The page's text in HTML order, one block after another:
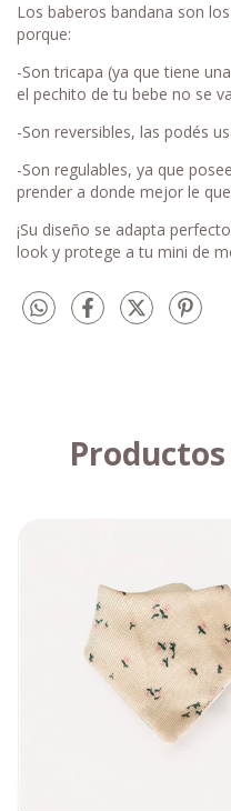
Los baberos bandana son
porque:
-Son tricapa (ya que tiene
el pechito de tu bebe no se
-Son reversibles, las podés
-Son regulables, ya que
prender a donde mejor le
¡Su diseño se adapta
look y protege a tu mini de